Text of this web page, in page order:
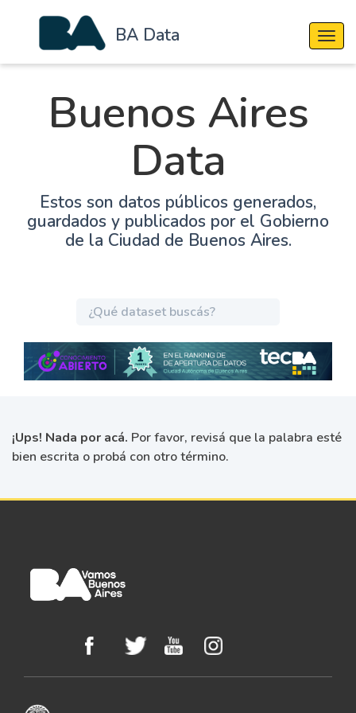
BA Data
Buenos Aires
Data
Estos son datos públicos generados,
guardados y publicados por el Gobierno
de la Ciudad de Buenos Aires.
¡Ups! Nada por acá. Por favor, revisá que la palabra esté
bien escrita o probá con otro término.